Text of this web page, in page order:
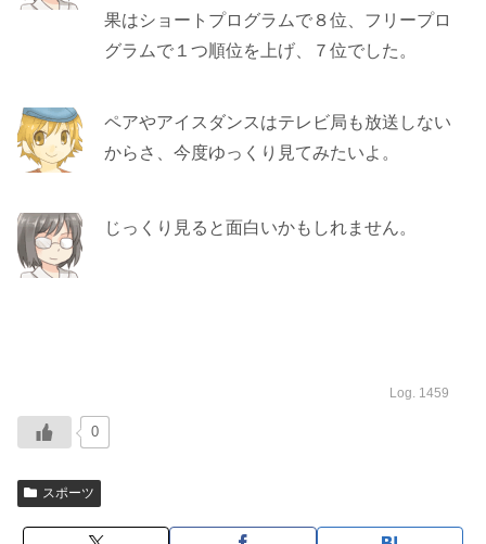
果はショートプログラムで８位、フリープロ
グラムで１つ順位を上げ、７位でした。
ペアやアイスダンスはテレビ局も放送しない
からさ、今度ゆっくり見てみたいよ。
じっくり見ると面白いかもしれません。
Log. 1459
0
スポーツ